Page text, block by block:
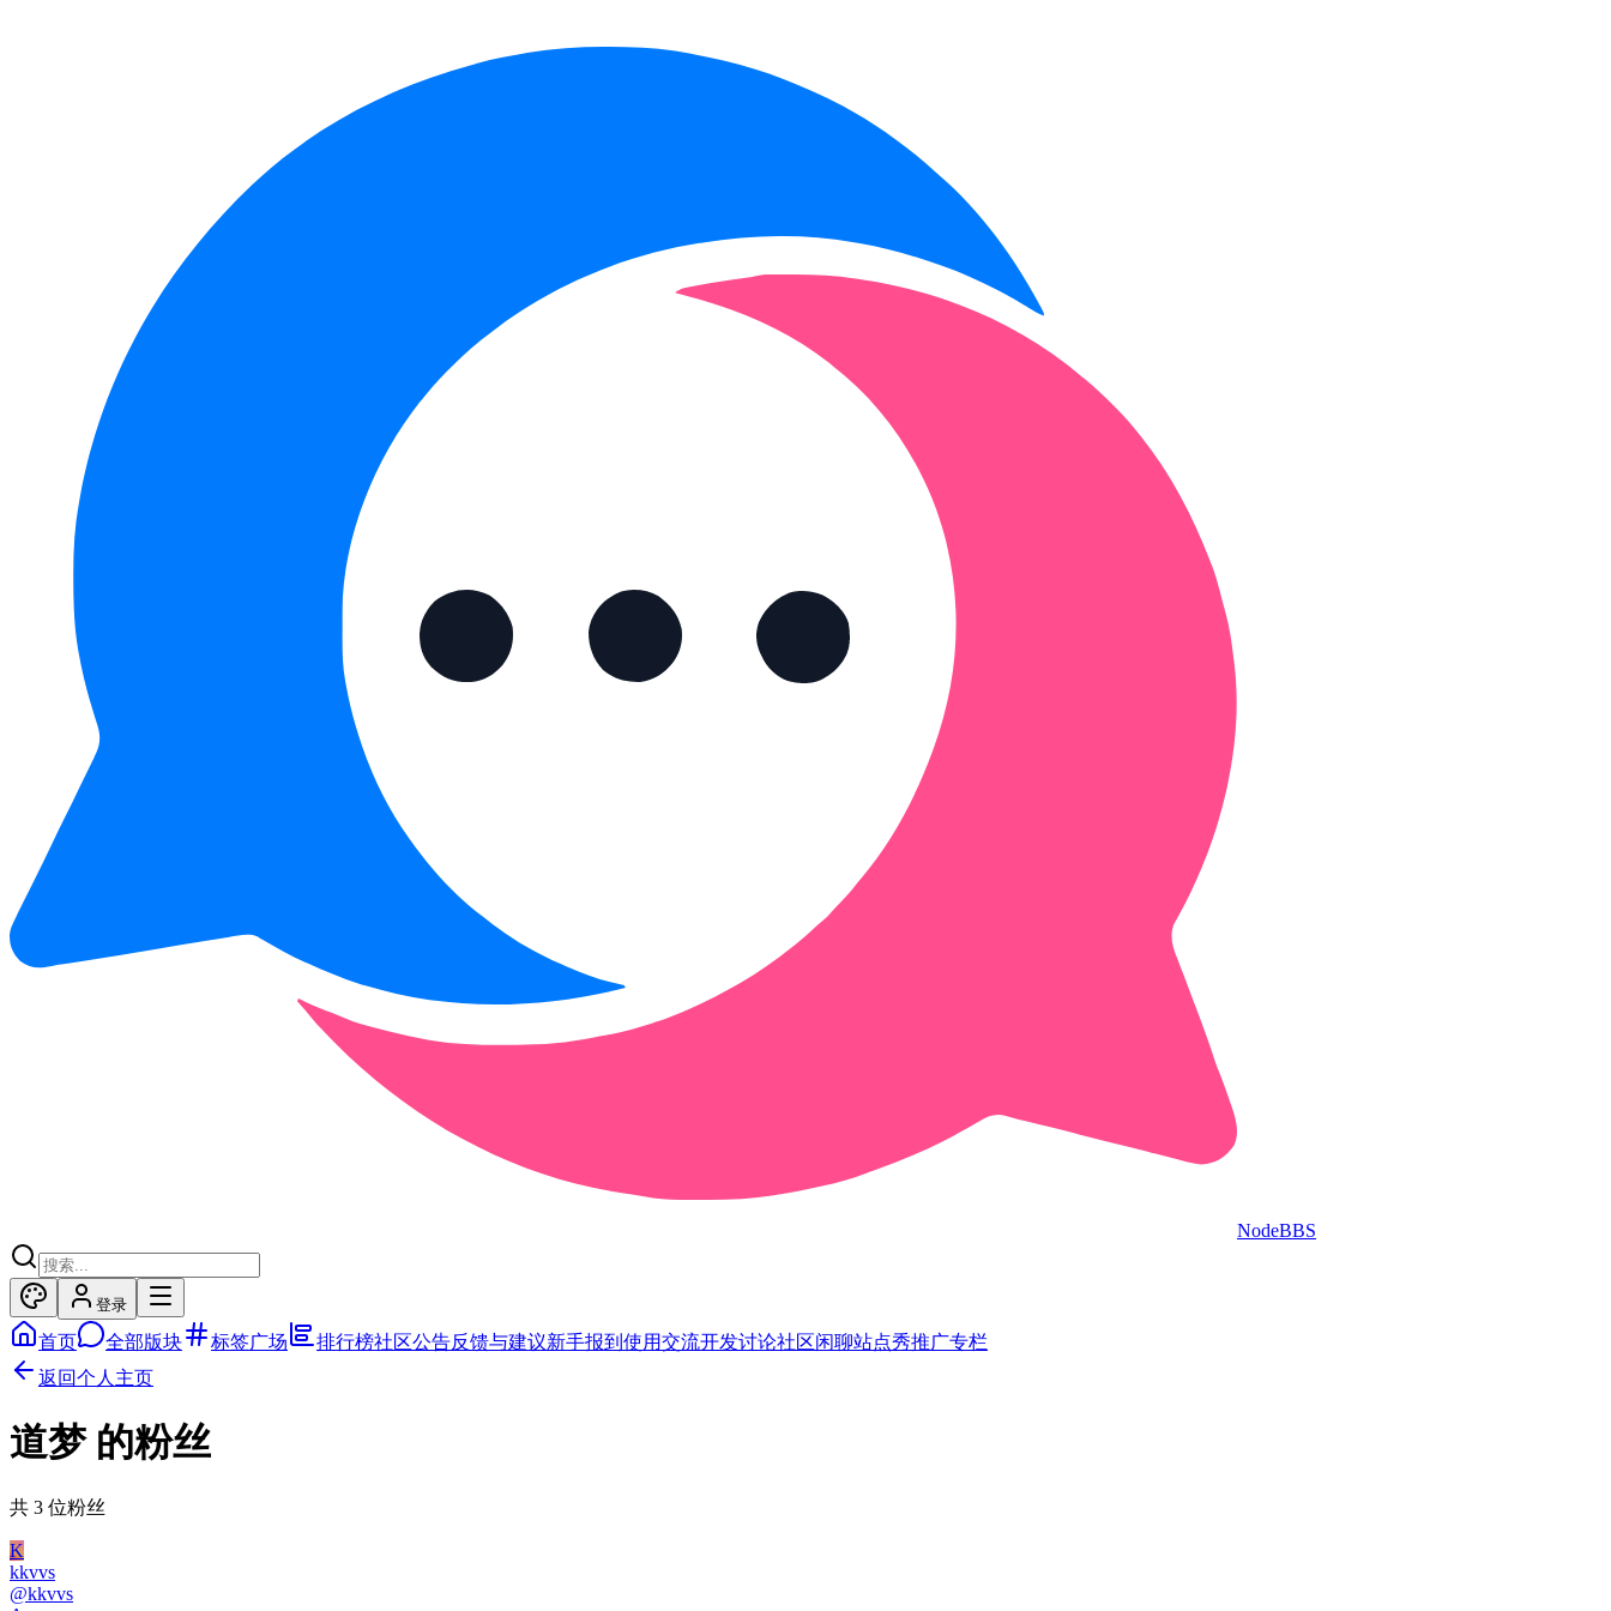
NodeBBS
登录
首页 全部版块 标签广场 排行榜社区公告反馈与建议新手报到 使用交流开发讨论社区闲聊站点秀推广专栏
返回个人主页
道梦的粉丝
共 3 位粉丝
K
kkvvs
@kkvvs